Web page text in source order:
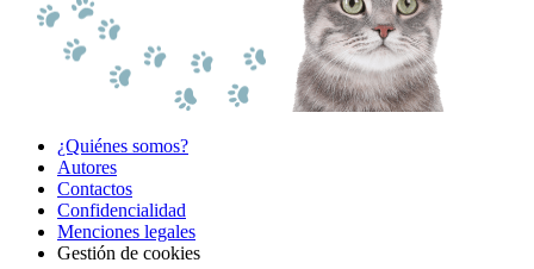
¿Quiénes somos?
Autores
Contactos
Confidencialidad
Menciones legales
Gestión de cookies